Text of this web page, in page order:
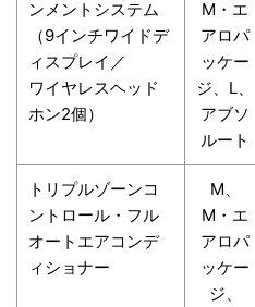
ンメントシステム
（9インチワイドデ
ィスプレイ／
ワイヤレスヘッド
ホン2個）
M・エ
アロパ
ッケー
ジ、L、
アブソ
ルート
トリプルゾーンコ
ントロール・フル
オートエアコンデ
ィショナー
M、
M・エ
アロパ
ッケー
ジ、